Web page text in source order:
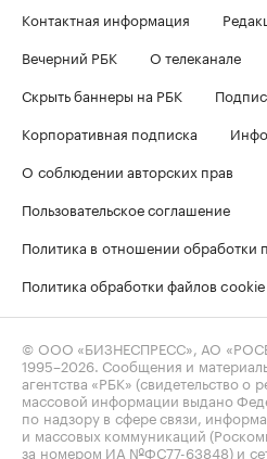
Контактная информация
Вечерний РБК
О телеканале
Скрыть баннеры на РБК
Корпоративная подписка
О соблюдении авторских прав
Пользовательское соглашение
Политика в отношении обработки
Политика обработки файлов cookie
© ООО «БИЗНЕСПРЕСС», АО
1995–2026 . Сообщения и
агентства «РБК» (свидетельство о
массовой информации выдано
по надзору в сфере связи,
и массовых коммуникаций
за номером ИА №ФС77-63848) и